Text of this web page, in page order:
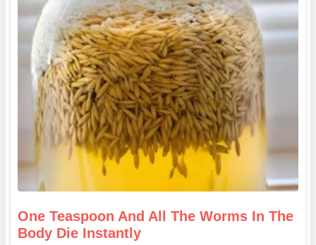
One Teaspoon And All The Worms In The
Body Die Instantly